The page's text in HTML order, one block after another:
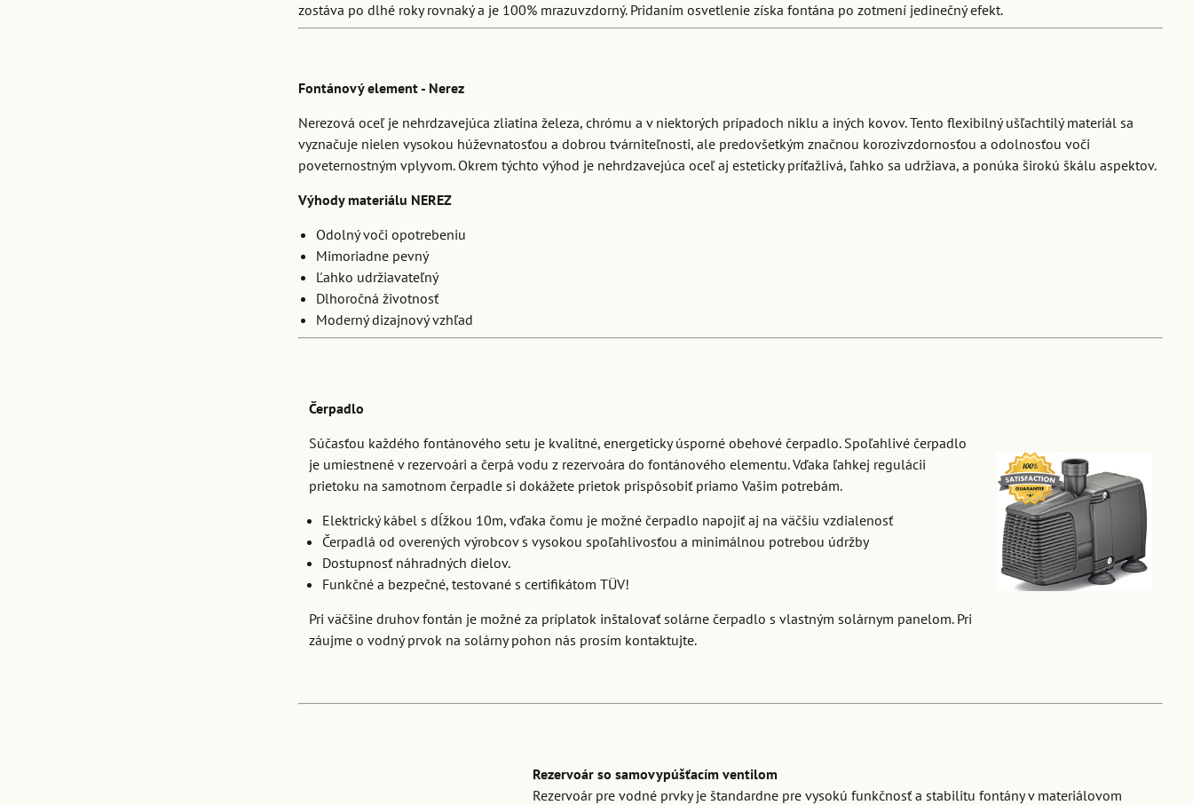
zostáva po dlhé roky rovnaký a je 100% mrazuvzdorný. Pridaním osvetlenie získa fontána po zotmení jedinečný efekt.
Fontánový element - Nerez
Nerezová oceľ je nehrdzavejúca zliatina železa, chrómu a v niektorých prípadoch niklu a iných kovov. Tento flexibilný ušľachtilý materiál sa
vyznačuje nielen vysokou húževnatosťou a dobrou tvárniteľnosti, ale predovšetkým značnou korozivzdornosťou a odolnosťou voči
poveternostným vplyvom. Okrem týchto výhod je nehrdzavejúca oceľ aj esteticky príťažlivá, ľahko sa udržiava, a ponúka širokú škálu aspektov.
Výhody materiálu NEREZ
Odolný voči opotrebeniu
Mimoriadne pevný
Ľahko udržiavateľný
Dlhoročná životnosť
Moderný dizajnový vzhľad
Čerpadlo
Súčasťou každého fontánového setu je kvalitné, energeticky úsporné obehové čerpadlo. Spoľahlivé čerpadlo
je umiestnené v rezervoári a čerpá vodu z rezervoára do fontánového elementu. Vďaka ľahkej regulácii
prietoku na samotnom čerpadle si dokážete prietok prispôsobiť priamo Vašim potrebám.
Elektrický kábel s dĺžkou 10m, vďaka čomu je možné čerpadlo napojiť aj na väčšiu vzdialenosť
Čerpadlá od overených výrobcov s vysokou spoľahlivosťou a minimálnou potrebou údržby
Dostupnosť náhradných dielov.
Funkčné a bezpečné, testované s certifikátom TÜV!
Pri väčšine druhov fontán je možné za príplatok inštalovať solárne čerpadlo s vlastným solárnym panelom. Pri
záujme o vodný prvok na solárny pohon nás prosím kontaktujte.
Rezervoár so samovypúšťacím ventilom
Rezervoár pre vodné prvky je štandardne pre vysokú funkčnosť a stabilitu fontány v materiálovom